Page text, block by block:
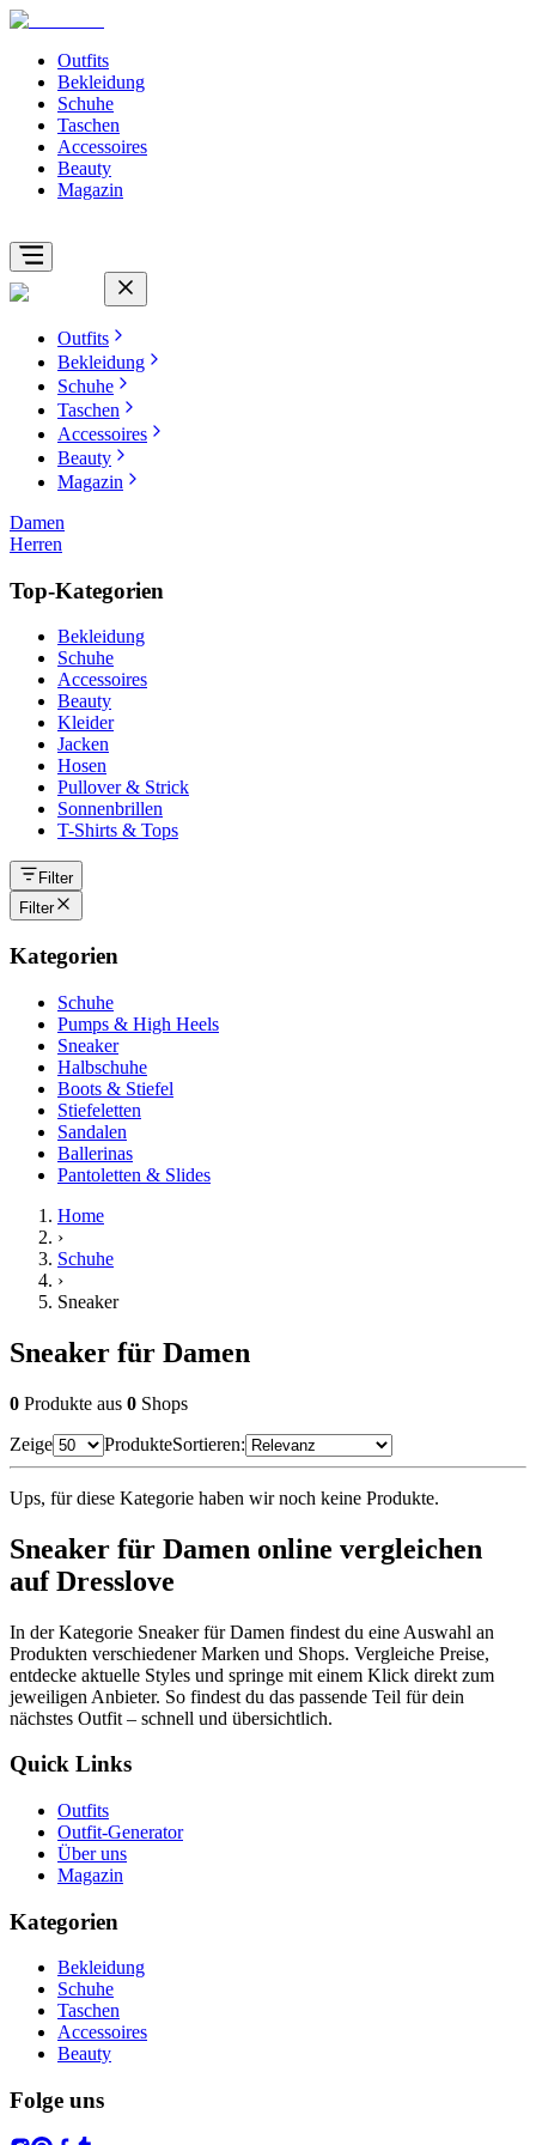
Outfits
Bekleidung
Schuhe
Taschen
Accessoires
Beauty
Magazin
Outfits
Bekleidung
Schuhe
Taschen
Accessoires
Beauty
Magazin
Damen
Herren
Top-Kategorien
Bekleidung
Schuhe
Accessoires
Beauty
Kleider
Jacken
Hosen
Pullover & Strick
Sonnenbrillen
T-Shirts & Tops
Filter
Filter
Kategorien
Schuhe
Pumps & High Heels
Sneaker
Halbschuhe
Boots & Stiefel
Stiefeletten
Sandalen
Ballerinas
Pantoletten & Slides
Home
›
Schuhe
›
Sneaker
Sneaker für Damen
0 Produkte aus 0 Shops
Zeige
ProdukteSortieren:
Ups, für diese Kategorie haben wir noch keine Produkte.
Sneaker für Damen online vergleichen
auf Dresslove
In der Kategorie Sneaker für Damen findest du eine Auswahl an
Produkten verschiedener Marken und Shops. Vergleiche Preise,
entdecke aktuelle Styles und springe mit einem Klick direkt zum
jeweiligen Anbieter. So findest du das passende Teil für dein
nächstes Outfit – schnell und übersichtlich.
Quick Links
Outfits
Outfit-Generator
Über uns
Magazin
Kategorien
Bekleidung
Schuhe
Taschen
Accessoires
Beauty
Folge uns